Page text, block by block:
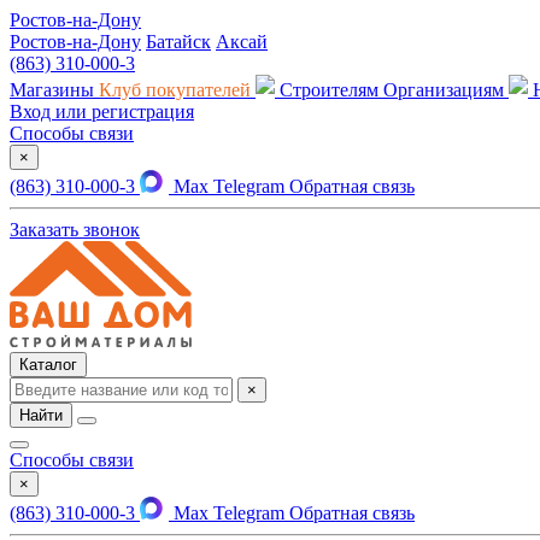
Ростов-на-Дону
Ростов-на-Дону Батайск Аксай
(863) 310-000-3
Магазины Клуб покупателей Строителям Организациям
Вход или регистрация
Способы связи
×
(863) 310-000-3 Max Telegram Обратная связь
Заказать звонок
Каталог
×
Найти
Способы связи
×
(863) 310-000-3 Max Telegram Обратная связь